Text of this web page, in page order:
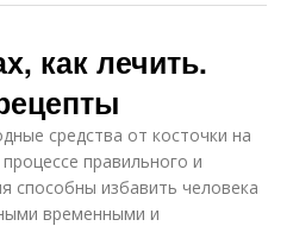
как лечить.
средства от косточки на
правильного и
способны избавить человека
временными и